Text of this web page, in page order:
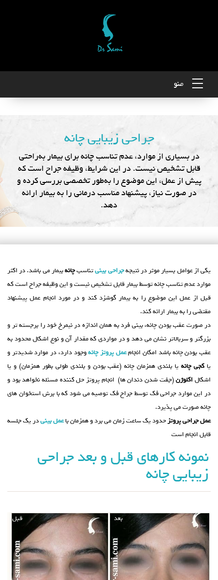
منو
جراحی زیبایی چانه
در بسیاری از موارد، عدم تناسب چانه برای بیمار به‌راحتی
قابل تشخیص نیست. در این شرایط، وظیفه جراح است که
پیش از عمل، این موضوع را به‌طور تخصصی بررسی کرده و
در صورت نیاز، پیشنهاد مناسب درمانی را به بیمار ارائه
دهد.
یکی از عوامل بسیار موثر در نتیجهجراحی بینیتناسبچانهبیمار می باشد. در اکثر
موارد عدم تناسب چانه توسط بیمار قابل تشخیص نیست و این وظیفه جراح است که
قبل از عمل این موضوع را به بیمار گوشزد کند و در مورد انجام عمل پیشنهاد
مقتضی را به بیمار ارائه کند.
در صورت عقب بودن چانه، بینی فرد به همان اندازه در نیمرخ خود را برجسته تر و
بزرگتر و سربالاتر نشان می دهد و در مواردی که مقدار آن و نوع اشکال محدود به
عقب بودن چانه باشد امکان انجامعمل پروتز چانهوجود دارد، در موارد شدیدتر و
یا کجی چانهیا بلندی همزمان چانه (عقب بودن و بلندی طولی بطور همزمان) و یا
اشکالاکلوژن(جفت شدن دندان ها) انجام پروتز حل کننده مسئله نخواهد بود و
در این موارد جراحی فک توسط جراح فک توصیه می شود که با برش استخوان های
چانه صورت می پذیرد.
عمل جراحی پروتزحدود یک ساعت زمان می برد و همزمان باعمل بینیدر یک جلسه
قابل انجام است
نمونه کارهای قبل و بعد جراحی
زیبایی چانه
قبل بعد